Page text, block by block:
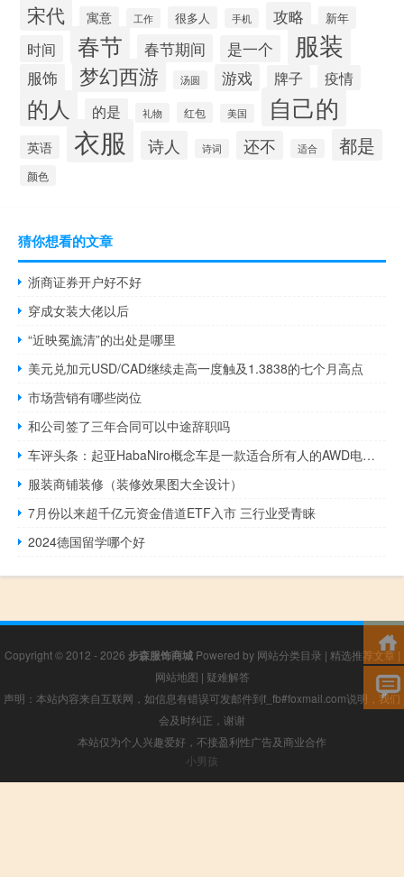
宋代 寓意 工作 很多人 手机 攻略 新年
时间 春节 春节期间 是一个 服装
服饰 梦幻西游 汤圆 游戏 牌子 疫情
的人 的是 礼物 红包 美国 自己的
英语 衣服 诗人 诗词 还不 适合 都是
颜色
猜你想看的文章
浙商证券开户好不好
穿成女装大佬以后
“近映冕旒清”的出处是哪里
美元兑加元USD/CAD继续走高一度触及1.3838的七个月高点
市场营销有哪些岗位
和公司签了三年合同可以中途辞职吗
车评头条：起亚HabaNiro概念车是一款适合所有人的AWD电动奇迹车
服装商铺装修（装修效果图大全设计）
7月份以来超千亿元资金借道ETF入市 三行业受青睐
2024德国留学哪个好
Copyright © 2012 - 2026 步森服饰商城Powered by 网站分类目录 | 精选推荐文章|
网站地图 | 疑难解答
声明：本站内容来自互联网，如信息有错误可发邮件到f_fb#foxmail.com说明，我们
会及时纠正，谢谢
本站仅为个人兴趣爱好，不接盈利性广告及商业合作
小男孩